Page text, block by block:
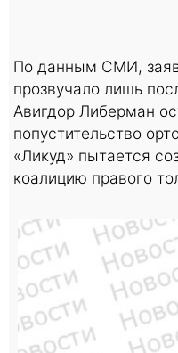
По данным СМИ,
прозвучало лишь
Авигдор Либерман
попустительство
«Ликуд» пытается
коалицию правого